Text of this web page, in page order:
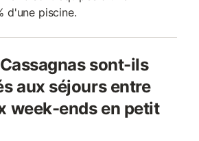
d'une piscine.
sont-ils
aux séjours entre
week-ends en petit